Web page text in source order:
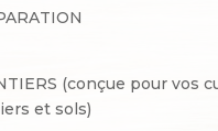
(conçue pour vos
et sols)